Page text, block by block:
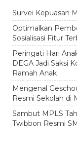
Survei Kepuasan
Optimalkan
Sosialisasi Fitur
Peringati Hari
DEGA Jadi Saksi
Ramah Anak
Mengenal
Resmi Sekolah di
Sambut MPLS
Twibbon Resmi